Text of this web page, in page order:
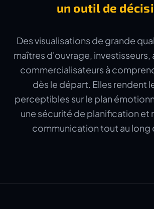
un outil de
Des visualisations de grande
maîtres d'ouvrage,
commercialisateurs à
dès le départ. Elles rendent
perceptibles sur le plan
une sécurité de planification et
communication tout au long